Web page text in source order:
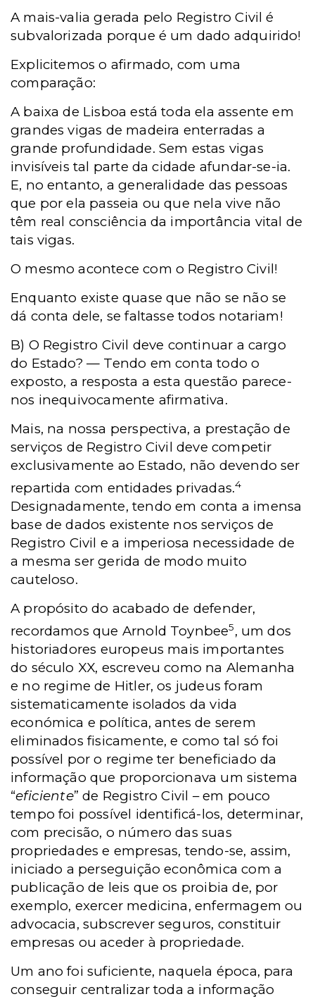
A mais-valia gerada pelo Registro Civil é
subvalorizada porque é um dado adquirido!
Explicitemos o afirmado, com uma
comparação:
A baixa de Lisboa está toda ela assente em
grandes vigas de madeira enterradas a
grande profundidade. Sem estas vigas
invisíveis tal parte da cidade afundar-se-ia.
E, no entanto, a generalidade das pessoas
que por ela passeia ou que nela vive não
têm real consciência da importância vital de
tais vigas.
O mesmo acontece com o Registro Civil!
Enquanto existe quase que não se não se
dá conta dele, se faltasse todos notariam!
B) O Registro Civil deve continuar a cargo
do Estado? — Tendo em conta todo o
exposto, a resposta a esta questão parece-
nos inequivocamente afirmativa.
Mais, na nossa perspectiva, a prestação de
serviços de Registro Civil deve competir
exclusivamente ao Estado, não devendo ser
repartida com entidades privadas.4
Designadamente, tendo em conta a imensa
base de dados existente nos serviços de
Registro Civil e a imperiosa necessidade de
a mesma ser gerida de modo muito
cauteloso.
A propósito do acabado de defender,
recordamos que Arnold Toynbee5, um dos
historiadores europeus mais importantes
do século XX, escreveu como na Alemanha
e no regime de Hitler, os judeus foram
sistematicamente isolados da vida
económica e política, antes de serem
eliminados fisicamente, e como tal só foi
possível por o regime ter beneficiado da
informação que proporcionava um sistema
“eficiente” de Registro Civil – em pouco
tempo foi possível identificá-los, determinar,
com precisão, o número das suas
propriedades e empresas, tendo-se, assim,
iniciado a perseguição econômica com a
publicação de leis que os proibia de, por
exemplo, exercer medicina, enfermagem ou
advocacia, subscrever seguros, constituir
empresas ou aceder à propriedade.
Um ano foi suficiente, naquela época, para
conseguir centralizar toda a informação